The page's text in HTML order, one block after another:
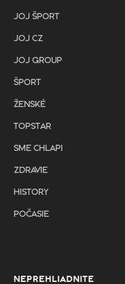
JOJ ŠPORT
JOJ CZ
JOJ GROUP
ŠPORT
ŽENSKÉ
TOPSTAR
SME CHLAPI
ZDRAVIE
HISTORY
POČASIE
NEPREHLIADNITE